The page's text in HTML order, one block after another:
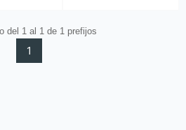
del 1 al 1 de 1 prefijos
1